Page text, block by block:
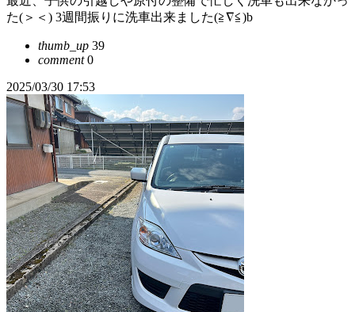
た(＞＜) 3週間振りに洗車出来ました(≧∇≦)b
thumb_up 39
comment0
2025/03/30 17:53